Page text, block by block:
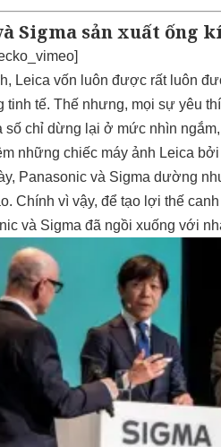
Sigma sản xuất ống
Leica vốn luôn được rất luôn
tinh tế. Thế nhưng, mọi sự yêu
số chỉ dừng lại ở mức nhìn
những chiếc máy ảnh Leica
Panasonic và Sigma dường
Chính vì vậy, để tạo lợi thế
và Sigma đã ngồi xuống với